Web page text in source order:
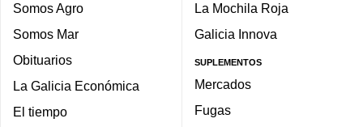
Somos Agro
Somos Mar
Obituarios
La Galicia Económica
El tiempo
La Mochila Roja
Galicia Innova
SUPLEMENTOS
Mercados
Fugas